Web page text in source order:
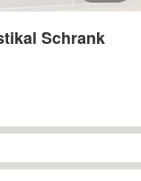
Schrank